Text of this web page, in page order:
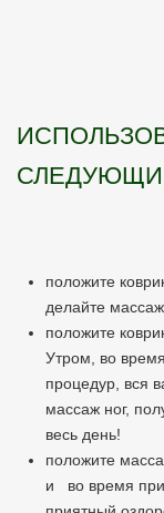
положите
делайте
положите
Утром, во
процедур, вся
массаж ног,
весь день!
положите
и во время